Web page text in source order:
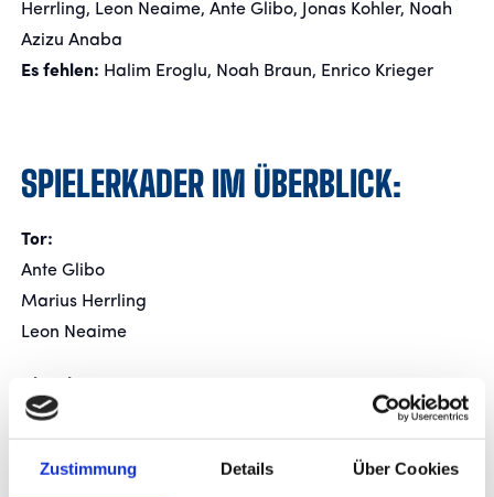
Zustimmung Details Über Cookies
Herrling, Leon Neaime, Ante Glibo, Jonas Kohler, Noah
Azizu Anaba
Es fehlen: Halim Eroglu, Noah Braun, Enrico Krieger
SPIELERKADER IM ÜBERBLICK:
Tor:
Ante Glibo
Marius Herrling
Leon Neaime
Florian Baetz
Jacob Danquah